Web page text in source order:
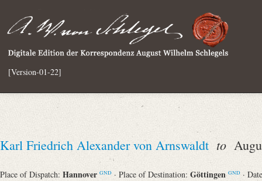
[Version-01-22]
Karl Friedrich Alexander von Arnswaldt to
Place of Dispatch: Hannover GND · Place of Destination: Göttingen GND ·